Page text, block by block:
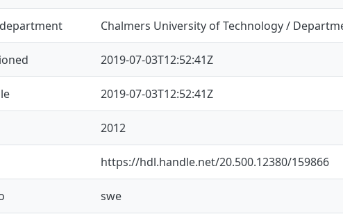
Chalmers University of Technology /
2019-07-03T12:52:41Z
2019-07-03T12:52:41Z
2012
https://hdl.handle.net/20.500.12380/159866
swe